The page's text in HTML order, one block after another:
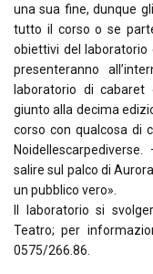
una sua fine, dunque
tutto il corso o se
obiettivi del laboratorio
presenteranno
laboratorio di cabaret
giunto alla decima
corso con qualcosa di
salire sul palco di
un pubblico vero».
Il laboratorio si
Teatro; per
0575/266.86.